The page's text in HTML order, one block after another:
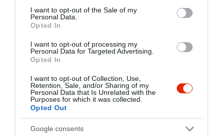
consent section.
I want to opt-out of the Sale of my
Personal Data.
Opted In
I want to opt-out of processing my
Personal Data for Targeted Advertising.
Opted In
I want to opt-out of Collection, Use,
Retention, Sale, and/or Sharing of my
Personal Data that Is Unrelated with the
Purposes for which it was collected.
Opted Out
Google consents
M. Sándor
pálmával. Eddig csak hideg
tudjuk próbálni.
finomak, az adagok
bőségesek. A cukrászdát is
Hét végén (nyilván nem
véletlenül) sokan vannak,